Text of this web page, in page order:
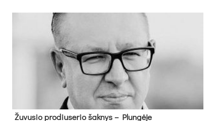
Žu­vu­sio pro­diu­se­rio šak­nys – Plun­gė­je